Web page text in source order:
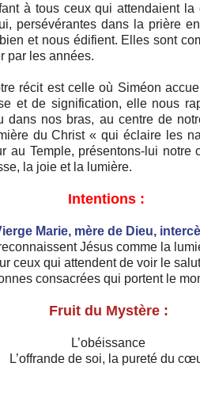
à tous ceux qui attendaient
persévérantes dans la prière
et nous édifient. Elles sont
par les années.
récit est celle où Siméon
et de signification, elle nous
nos bras, au centre de
du Christ « qui éclaire les
au Temple, présentons-lui
la joie et la lumière.
Intentions :
Marie, mère de Dieu,
Jésus comme la
ceux qui attendent de voir le
consacrées qui portent le
Fruit du Mystère :
L’obéissance
L’offrande de soi, la pureté du